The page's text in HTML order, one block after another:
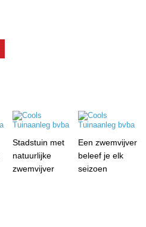
Stadstuin met
natuurlijke
zwemvijver
Een zwemvijver
beleef je elk
seizoen